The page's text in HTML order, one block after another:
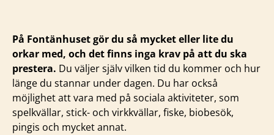
På Fontänhuset gör du så mycket eller lite du
orkar med, och det finns inga krav på att du ska
prestera. Du väljer själv vilken tid du kommer och hur
länge du stannar under dagen. Du har också
möjlighet att vara med på sociala aktiviteter, som
spelkvällar, stick- och virkkvällar, fiske, biobesök,
pingis och mycket annat.